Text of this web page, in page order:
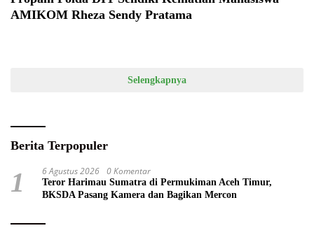
AMIKOM Rheza Sendy Pratama
Selengkapnya
Berita Terpopuler
1 6 Agustus 2026 0 Komentar
Teror Harimau Sumatra di Permukiman Aceh Timur,
BKSDA Pasang Kamera dan Bagikan Mercon